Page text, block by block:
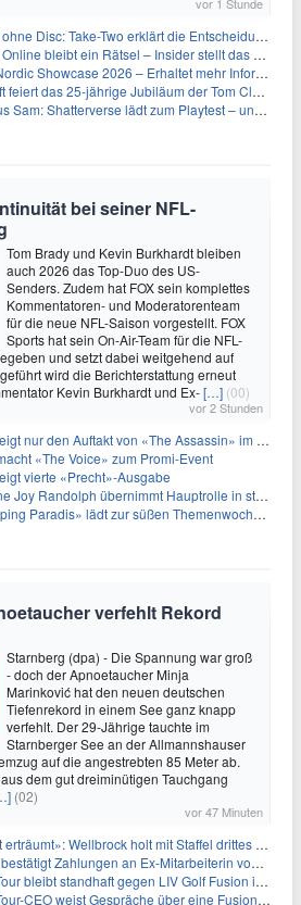
vor 1 Stunde
Disc: Take-Two erklärt die Entscheidung für Download-Codes
bleibt ein Rätsel – Insider stellt das neue Gerücht klar
Showcase 2026 – Erhaltet mehr Informationen
das 25-jährige Jubiläum der Tom Clancy’s Ghost Recon-Reihe
Shatterverse lädt zum Playtest – und erscheint schon bald!
bei seiner NFL-
Tom Brady und Kevin Burkhardt bleiben
auch 2026 das Top-Duo des US-
Senders. Zudem hat FOX sein komplettes
Kommentatoren- und Moderatorenteam
für die neue NFL-Saison vorgestellt. FOX
Sports hat sein On-Air-Team für die NFL-
und setzt dabei weitgehend auf
wird die Berichterstattung erneut
Kevin Burkhardt und Ex-[…] (00)
vor 2 Stunden
nur den Auftakt von «The Assassin» im Fernsehen
«The Voice» zum Promi-Event
vierte «Precht»-Ausgabe
Randolph übernimmt Hauptrolle in starbesetzter schwarzer Komödie
Paradis» lädt zur süßen Themenwoche ein
verfehlt Rekord
Starnberg (dpa) - Die Spannung war groß
- doch der Apnoetaucher Minja
Marinković hat den neuen deutschen
Tiefenrekord in einem See ganz knapp
verfehlt. Der 29-Jährige tauchte im
Starnberger See an der Allmannshauser
auf die angestrebten 85 Meter ab.
dem gut dreiminütigen Tauchgang
(02)
vor 47 Minuten
Wellbrock holt mit Staffel drittes EM-Gold
Zahlungen an Ex-Mitarbeiterin von Infantino
standhaft gegen LIV Golf Fusion in einem sich wandelnden Sportumfeld
weist Gespräche über eine Fusion mit LIV Golf zurück und bekräftigt die Wettbewerbslandschaft